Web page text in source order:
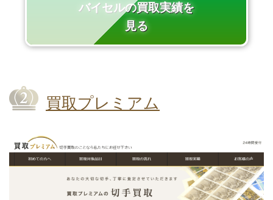
バイセルの買取実績を
見る
買取プレミアム